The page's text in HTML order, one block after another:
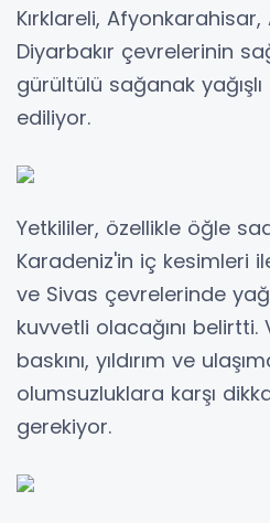
Kırklareli,
Diyarbakır çevrelerinin
gürültülü sağanak
ediliyor.
Yetkililer, özellikle öğle
Karadeniz'in iç kesimleri
ve Sivas çevrelerinde
kuvvetli olacağını belirtti.
baskını, yıldırım ve
olumsuzluklara karşı
gerekiyor.